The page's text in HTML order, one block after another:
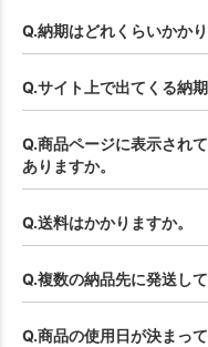
Q.納期はどれくらいかかり
Q.サイト上で出てくる納
Q.商品ページに表示され
ありますか。
Q.送料はかかりますか。
Q.複数の納品先に発送して
Q.商品の使用日が決まっ